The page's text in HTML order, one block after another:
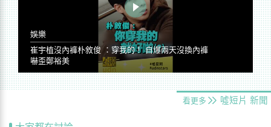
娛樂
崔宇植沒內褲朴敘俊 ：穿我的！ 自爆兩天沒換內褲
嚇歪鄭裕美
看更多 噓短片 新聞